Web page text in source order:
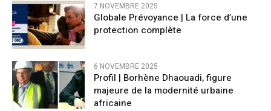
7 NOVEMBRE 2025
Globale Prévoyance | La force d’une
protection complète
6 NOVEMBRE 2025
Profil | Borhène Dhaouadi, figure
majeure de la modernité urbaine
africaine